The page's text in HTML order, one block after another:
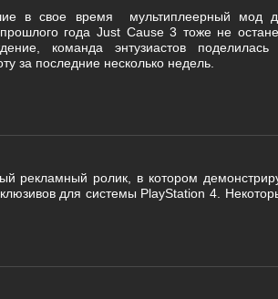
в свое время мультиплеерный
мод
года Just Cause 3 тоже не
команда энтузиастов
за последние несколько недель.
рекламный ролик, в котором
для системы PlayStation 4.